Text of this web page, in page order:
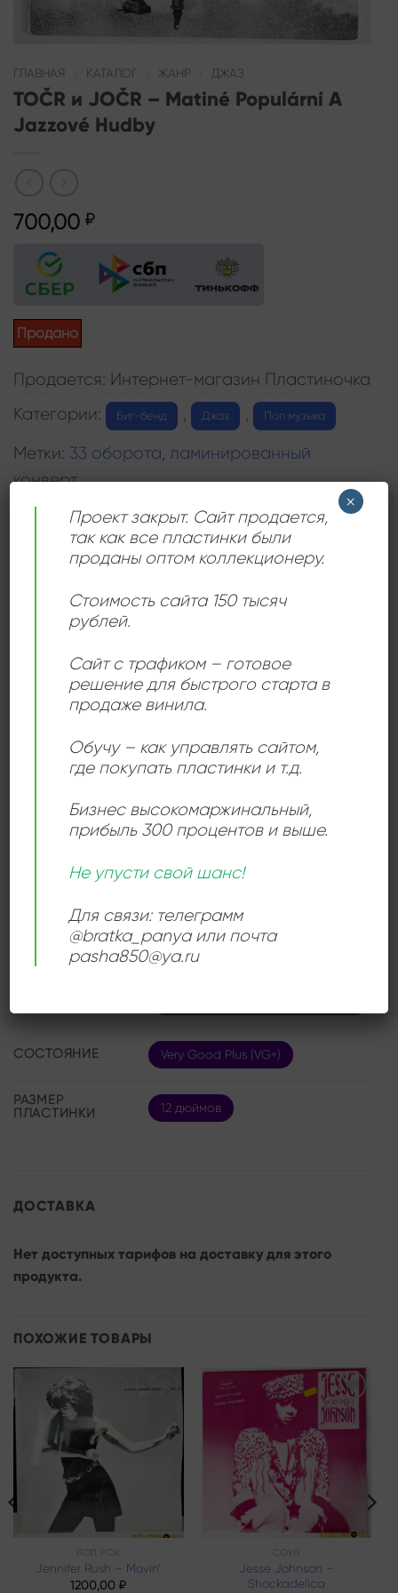
ГЛАВНАЯ КАТАЛОГ ЖАНР ДЖАЗ
TOČR и JOČR – Matiné Populární A
Jazzové Hudby
700,00 ₽
Продано
Продается: Интернет-магазин Пластиночка
Категории:
Биг-бенд , Джаз , Поп музыка
Метки: 33 оборота, ламинированный
конверт
ИНФОРМАЦИЯ
Год выпуска:
Номер по каталогу:
8113 0067
Чехословакия
Panton
СОСТОЯНИЕ Very Good Plus (VG+)
РАЗМЕР
ПЛАСТИНКИ
12 дюймов
ДОСТАВКА
Нет доступных тарифов на доставку для этого
продукта.
ПОХОЖИЕ ТОВАРЫ
wishlist
ПОП РОК
Jennifer Rush – Movin’
1200,00₽
Add to
wishlist
СОУЛ
Jesse Johnson –
Shockadelica
Проект закрыт. Сайт продается,
так как все пластинки были
проданы оптом коллекционеру.
Стоимость сайта 150 тысяч
рублей.
Сайт с трафиком – готовое
решение для быстрого старта в
продаже винила.
Обучу – как управлять сайтом,
где покупать пластинки и т.д.
Бизнес высокомаржинальный,
прибыль 300 процентов и выше.
Не упусти свой шанс!
Для связи: телеграмм
@bratka_panya или почта
pasha850@ya.ru
×